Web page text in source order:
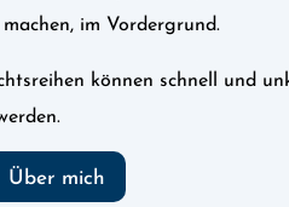
im Vordergrund.
können schnell und
Über mich